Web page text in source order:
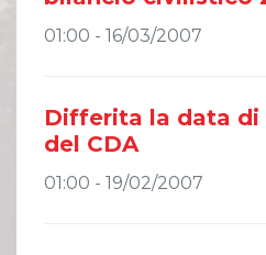
01:00 - 16/03/2007
Differita la data di
del CDA
01:00 - 19/02/2007